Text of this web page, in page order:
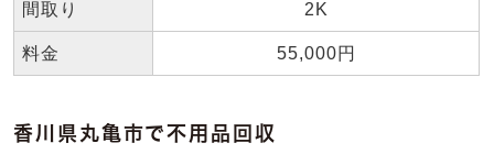
間取り 2K
料金 55,000円
香川県丸亀市で不用品回収